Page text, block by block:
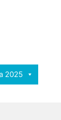
2025